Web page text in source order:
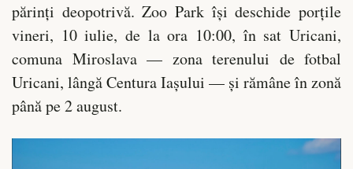
părinți deopotrivă. Zoo Park își deschide porțile
vineri, 10 iulie, de la ora 10:00, în sat Uricani,
comuna Miroslava — zona terenului de fotbal
Uricani, lângă Centura Iașului — și rămâne în zonă
până pe 2 august.